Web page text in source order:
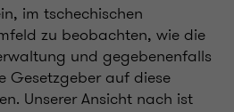
im tschechischen
zu beobachten, wie die
und gegebenenfalls
Gesetzgeber auf diese
Unserer Ansicht nach ist